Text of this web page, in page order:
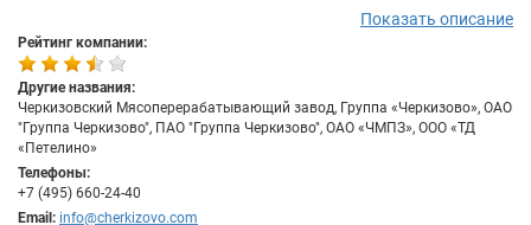
трудоустройство, карьерный рост, возможность получить
бесплатное высшее образование за счет компании,
материальную помощь в сложных жизненных ситуациях,
подарки на праздники. Для специалистов с производства
предусмотрено горячее питание и корпоративный транспорт
до работы. У нас есть системы мотивации для сотрудников –
ежегодные и квартальные премии, премия за лояльность.
Также в «Черкизово» действует внутренняя и внешняя
реферальная программа – сотрудники или люди вне компании
Показать описание
Рейтинг компании:
Другие названия:
Черкизовский Мясоперерабатывающий завод, Группа «Черкизово», ОАО
"Группа Черкизово", ПАО "Группа Черкизово", ОАО «ЧМПЗ», ООО «ТД
«Петелино»
Телефоны:
+7 (495) 660-24-40
Email: info@cherkizovo.com